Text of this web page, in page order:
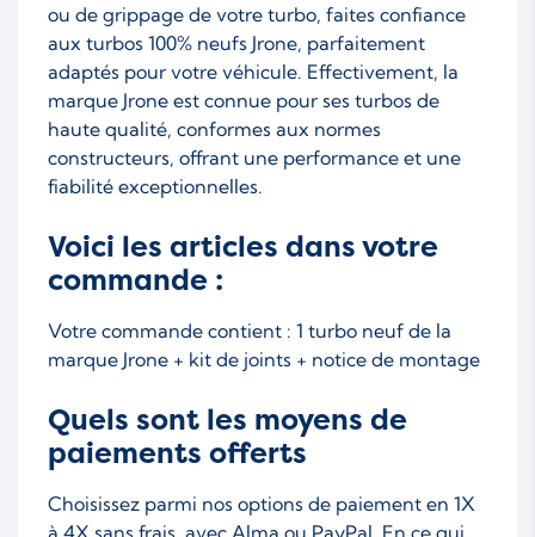
ou de grippage de votre turbo, faites confiance
aux turbos 100% neufs Jrone, parfaitement
adaptés pour votre véhicule. Effectivement, la
marque Jrone est connue pour ses turbos de
haute qualité, conformes aux normes
constructeurs, offrant une performance et une
fiabilité exceptionnelles.
Voici les articles dans votre
commande :
Votre commande contient : 1 turbo neuf de la
marque Jrone + kit de joints + notice de montage
Quels sont les moyens de
paiements offerts
Choisissez parmi nos options de paiement en 1X
à 4X sans frais, avec Alma ou PayPal. En ce qui